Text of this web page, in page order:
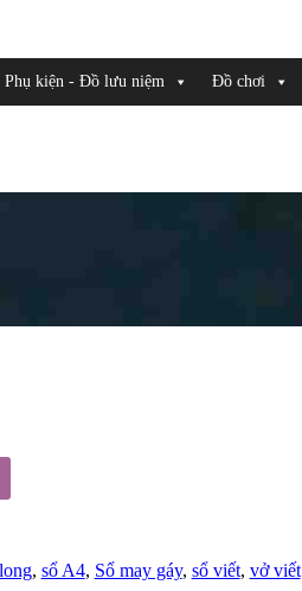
Phụ kiện - Đồ lưu niệm Đồ chơi
, sổ A4, Sổ may gáy, sổ viết, vở viết